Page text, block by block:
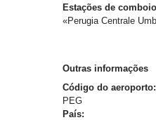
Estações de
«Perugia Centrale
Outras informações
Código do aeroporto:
PEG
País: